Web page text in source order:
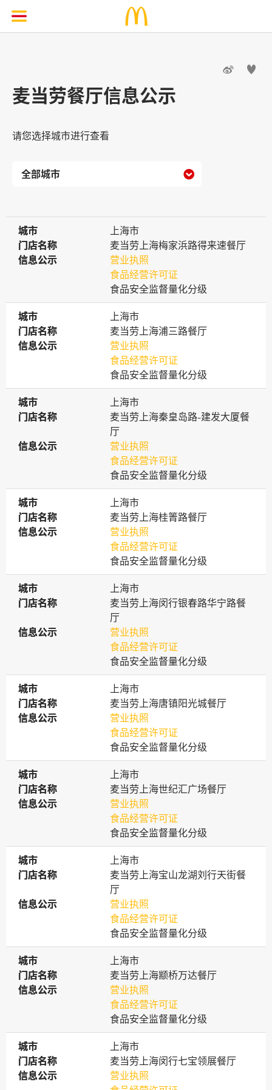
 
麦当劳餐厅信息公示
请您选择城市进行查看

城市
城市
上海市
门店名称
门店名称
麦当劳上海梅家浜路得来速餐厅
信息公示
信息公示
营业执照
食品经营许可证
食品安全监督量化分级
城市
城市
上海市
门店名称
门店名称
麦当劳上海浦三路餐厅
信息公示
信息公示
营业执照
食品经营许可证
食品安全监督量化分级
城市
城市
上海市
门店名称
门店名称
麦当劳上海秦皇岛路-建发大厦餐
厅
信息公示
信息公示
营业执照
食品经营许可证
食品安全监督量化分级
城市
城市
上海市
门店名称
门店名称
麦当劳上海桂箐路餐厅
信息公示
信息公示
营业执照
食品经营许可证
食品安全监督量化分级
城市
城市
上海市
门店名称
门店名称
麦当劳上海闵行银春路华宁路餐
厅
信息公示
信息公示
营业执照
食品经营许可证
食品安全监督量化分级
城市
城市
上海市
门店名称
门店名称
麦当劳上海唐镇阳光城餐厅
信息公示
信息公示
营业执照
食品经营许可证
食品安全监督量化分级
城市
城市
上海市
门店名称
门店名称
麦当劳上海世纪汇广场餐厅
信息公示
信息公示
营业执照
食品经营许可证
食品安全监督量化分级
城市
城市
上海市
门店名称
门店名称
麦当劳上海宝山龙湖刘行天街餐
厅
信息公示
信息公示
营业执照
食品经营许可证
食品安全监督量化分级
城市
城市
上海市
门店名称
门店名称
麦当劳上海颛桥万达餐厅
信息公示
信息公示
营业执照
食品经营许可证
食品安全监督量化分级
城市
城市
上海市
门店名称
门店名称
麦当劳上海闵行七宝领展餐厅
信息公示
信息公示
营业执照